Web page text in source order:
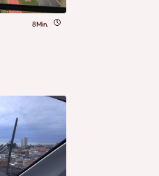
8Min.